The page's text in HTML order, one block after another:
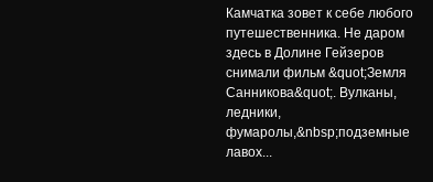
Камчатка зовет к себе любого
путешественника. Не даром
здесь в Долине Гейзеров
снимали фильм &quot;Земля
Санникова&quot;. Вулканы,
ледники,
фумаролы,&nbsp;подземные
лавох...